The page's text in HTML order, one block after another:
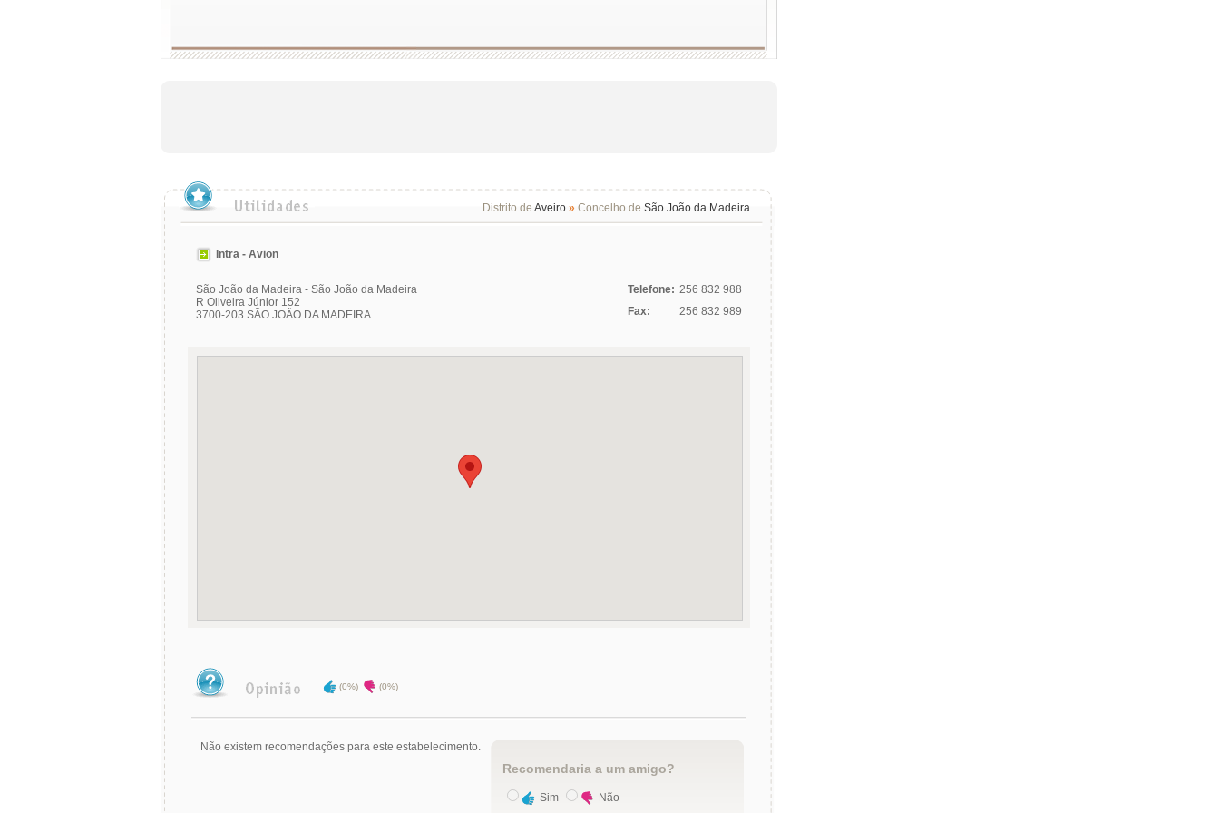
Distrito de Aveiro » Concelho de São João da Madeira
Intra - Avion
São João da Madeira - São João da Madeira
R Oliveira Júnior 152
3700-203 SÃO JOÃO DA MADEIRA
Telefone: 256 832 988
Fax:
256 832 989
(0%) (0%)
Não existem recomendações para este estabelecimento.
Recomendaria a um amigo?
Sim Não